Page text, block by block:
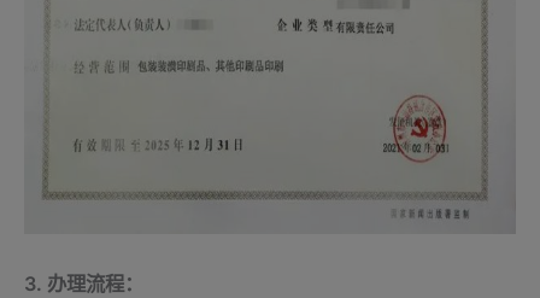
3. 办理流程：